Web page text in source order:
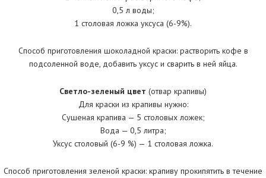
0,5 л воды;
1 столовая ложка уксуса (6-9%).
Способ приготовления шоколадной краски: растворить кофе в
подсоленной воде, добавить уксус и сварить в ней яйца.
Светло-зеленый цвет (отвар крапивы)
Для краски из крапивы нужно:
Сушеная крапива — 5 столовых ложек;
Вода — 0,5 литра;
Уксус столовый (6-9 %) — 1 столовая ложка.
Способ приготовления зеленой краски: крапиву прокипятить в течение